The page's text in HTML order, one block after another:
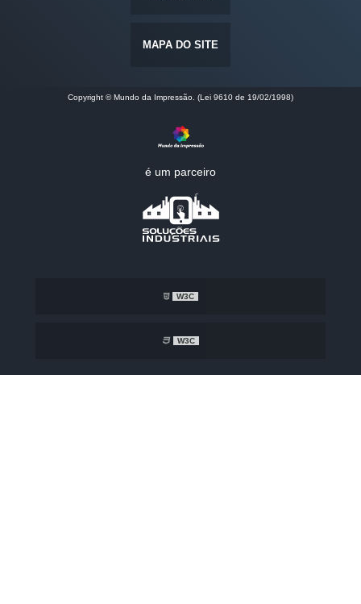
MAPA DO SITE
Copyright © Mundo da Impressão. (Lei 9610 de 19/02/1998)
é um parceiro
W3C
W3C